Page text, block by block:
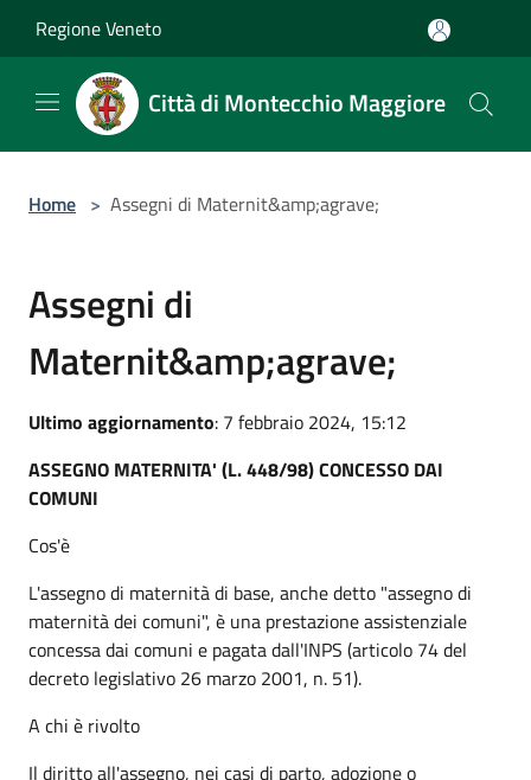
Regione Veneto
Città di Montecchio Maggiore
Home > Assegni di Maternit&amp;agrave;
Assegni di
Maternit&amp;agrave;
Ultimo aggiornamento: 7 febbraio 2024, 15:12
ASSEGNO MATERNITA' (L. 448/98) CONCESSO DAI
COMUNI
Cos'è
L'assegno di maternità di base, anche detto "assegno di
maternità dei comuni", è una prestazione assistenziale
concessa dai comuni e pagata dall'INPS (articolo 74 del
decreto legislativo 26 marzo 2001, n. 51).
A chi è rivolto
Il diritto all'assegno, nei casi di parto, adozione o